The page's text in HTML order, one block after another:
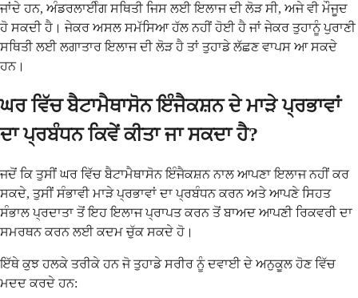
ਜਾਂਦੇ ਹਨ, ਅੰਡਰਲਾਈੰਗ ਸਥਿਤੀ ਜਿਸ ਲਈ ਇਲਾਜ ਦੀ ਲੋੜ ਸੀ, ਅਜੇ ਵੀ ਮੌਜੂਦ
ਹੋ ਸਕਦੀ ਹੈ। ਜੇਕਰ ਅਸਲ ਸਮੱਸਿਆ ਹੱਲ ਨਹੀਂ ਹੋਈ ਹੈ ਜਾਂ ਜੇਕਰ ਤੁਹਾਨੂੰ ਪੁਰਾਣੀ
ਸਥਿਤੀ ਲਈ ਲਗਾਤਾਰ ਇਲਾਜ ਦੀ ਲੋੜ ਹੈ ਤਾਂ ਤੁਹਾਡੇ ਲੱਛਣ ਵਾਪਸ ਆ ਸਕਦੇ
ਹਨ।
ਘਰ ਵਿੱਚ ਬੈਟਾਮੈਥਾਸੋਨ ਇੰਜੈਕਸ਼ਨ ਦੇ ਮਾੜੇ ਪ੍ਰਭਾਵਾਂ
ਦਾ ਪ੍ਰਬੰਧਨ ਕਿਵੇਂ ਕੀਤਾ ਜਾ ਸਕਦਾ ਹੈ?
ਜਦੋਂ ਕਿ ਤੁਸੀਂ ਘਰ ਵਿੱਚ ਬੈਟਾਮੈਥਾਸੋਨ ਇੰਜੈਕਸ਼ਨ ਨਾਲ ਆਪਣਾ ਇਲਾਜ ਨਹੀਂ ਕਰ
ਸਕਦੇ, ਤੁਸੀਂ ਸੰਭਾਵੀ ਮਾੜੇ ਪ੍ਰਭਾਵਾਂ ਦਾ ਪ੍ਰਬੰਧਨ ਕਰਨ ਅਤੇ ਆਪਣੇ ਸਿਹਤ
ਸੰਭਾਲ ਪ੍ਰਦਾਤਾ ਤੋਂ ਇਹ ਇਲਾਜ ਪ੍ਰਾਪਤ ਕਰਨ ਤੋਂ ਬਾਅਦ ਆਪਣੀ ਰਿਕਵਰੀ ਦਾ
ਸਮਰਥਨ ਕਰਨ ਲਈ ਕਦਮ ਚੁੱਕ ਸਕਦੇ ਹੋ।
ਇੱਥੇ ਕੁਝ ਹਲਕੇ ਤਰੀਕੇ ਹਨ ਜੋ ਤੁਹਾਡੇ ਸਰੀਰ ਨੂੰ ਦਵਾਈ ਦੇ ਅਨੁਕੂਲ ਹੋਣ ਵਿੱਚ
ਮਦਦ ਕਰਦੇ ਹਨ: